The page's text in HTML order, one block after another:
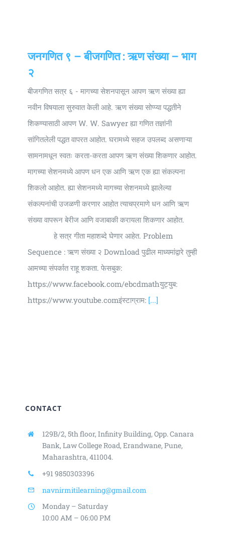
Gunavatta
जनगणित ९ – बीजगणित : ऋण संख्या – भाग
२
बीजगणित सत्र ६ - मागच्या सेशनपासून आपण ऋण संख्या ह्या
नवीन विषयाला सुरुवात केली आहे. ऋण संख्या सोप्प्या पद्धतीने
शिकण्यासाठी आपण W. W. Sawyer ह्या गणित तज्ञांनी
सांगितलेली पद्धत वापरत आहोत. घरामध्ये सहज उपलब्द असणाऱ्या
सामनामधून स्वतः करता-करता आपण ऋण संख्या शिकणार आहोत.
मागच्या सेशनमध्ये आपण धन एक आणि ऋण एक ह्या संकल्पना
शिकलो आहोत. ह्या सेशनमध्ये मागच्या सेशनमध्ये झालेल्या
संकल्पनांची उजळणी करणार आहोत त्याचप्रमाणे धन आणि ऋण
संख्या वापरून बेरीज आणि वजाबाकी करायला शिकणार आहोत.
हे सत्र गीता महाशब्दे घेणार आहेत. Problem
Sequence : ऋण संख्या २ Download पुढील माध्यमांद्वारे तुम्ही
आमच्या संपर्कात राहू शकता. फेसबुक:
https://www.facebook.com/ebcdmathयुट्युब:
https://www.youtube.comइंस्टाग्राम: [...]
CONTACT
129B/2, 5th floor, Infinity Building, Opp. Canara
Bank, Law College Road, Erandwane, Pune,
Maharashtra, 411004.
+91 9850303396
navnirmitilearning@gmail.com
Monday – Saturday
10:00 AM – 06:00 PM